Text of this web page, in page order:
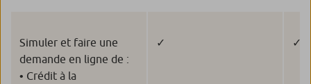
Simuler et faire une
demande en ligne de :
• Crédit à la
✓ ✓